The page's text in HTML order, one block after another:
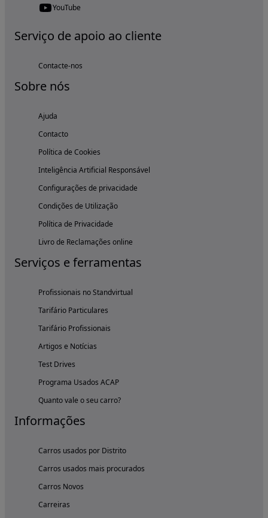
YouTube
Serviço de apoio ao cliente
Contacte-nos
Sobre nós
Ajuda
Contacto
Política de Cookies
Inteligência Artificial Responsável
Configurações de privacidade
Condições de Utilização
Política de Privacidade
Livro de Reclamações online
Serviços e ferramentas
Profissionais no Standvirtual
Tarifário Particulares
Tarifário Profissionais
Artigos e Notícias
Test Drives
Programa Usados ACAP
Quanto vale o seu carro?
Informações
Carros usados por Distrito
Carros usados mais procurados
Carros Novos
Carreiras